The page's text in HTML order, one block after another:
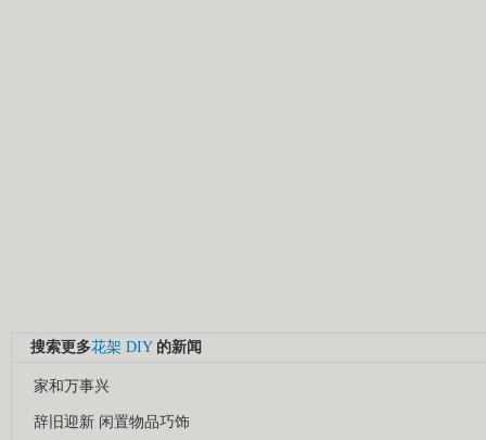
搜索更多花架 DIY 的新闻
家和万事兴
辞旧迎新 闲置物品巧饰